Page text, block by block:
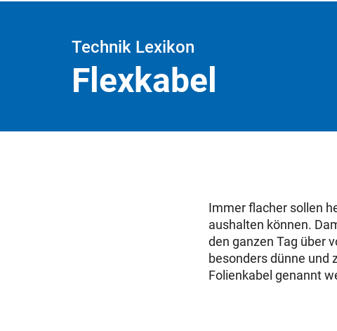
Technik Lexikon
Flexkabel
Immer flacher sollen
aushalten können.
den ganzen Tag über
besonders dünne und
Folienkabel genannt